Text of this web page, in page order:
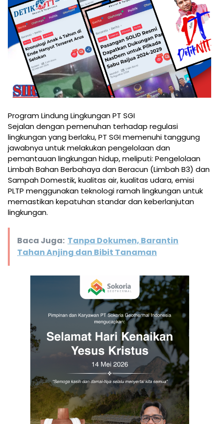
Program Lindung Lingkungan PT SGI
Sejalan dengan pemenuhan terhadap regulasi
lingkungan yang berlaku, PT SGI memenuhi tanggung
jawabnya untuk melakukan pengelolaan dan
pemantauan lingkungan hidup, meliputi: Pengelolaan
Limbah Bahan Berbahaya dan Beracun (Limbah B3) dan
Sampah Domestik, kualitas air, kualitas udara, emisi
PLTP menggunakan teknologi ramah lingkungan untuk
memastikan kepatuhan standar dan keberlanjutan
lingkungan.
Baca Juga: Tanpa Dokumen, Barantin
Tahan Anjing dan Bibit Tanaman